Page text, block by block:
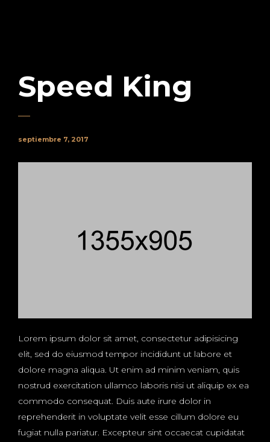
Speed King
septiembre 7, 2017
Lorem ipsum dolor sit amet, consectetur adipisicing
elit, sed do eiusmod tempor incididunt ut labore et
dolore magna aliqua. Ut enim ad minim veniam, quis
nostrud exercitation ullamco laboris nisi ut aliquip ex ea
commodo consequat. Duis aute irure dolor in
reprehenderit in voluptate velit esse cillum dolore eu
fugiat nulla pariatur. Excepteur sint occaecat cupidatat